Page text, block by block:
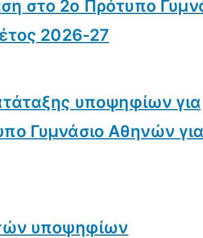
στο 2ο Πρότυπο
2026-27
υποψηφίων για
Γυμνάσιο Αθηνών
υποψηφίων